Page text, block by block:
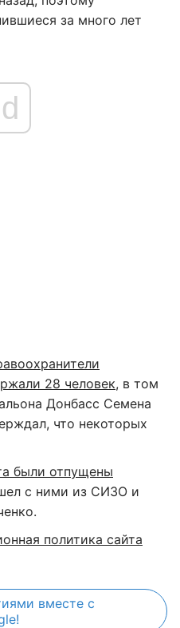
за много лет
28 человек, в том
Донбасс Семена
что некоторых
были отпущены
с ними из СИЗО и
политика сайта
вместе с